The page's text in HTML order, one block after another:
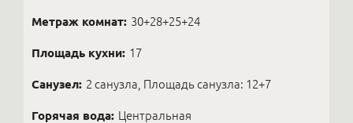
Метраж комнат: 30+28+25+24
Площадь кухни: 17
Санузел: 2 санузла, Площадь санузла: 12+7
Горячая вода: Центральная